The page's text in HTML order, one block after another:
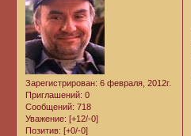
Зарегистрирован: 6 февраля, 2012г.
Приглашений: 0
Сообщений: 718
Уважение: [+12/-0]
Позитив: [+0/-0]